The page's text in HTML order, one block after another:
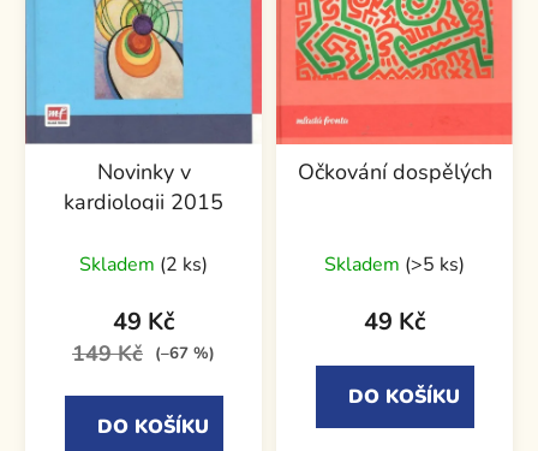
Novinky v
kardiologii 2015
Skladem (2 ks)
49 Kč
149 Kč (–67 %)
DO KOŠÍKU
Očkování dospělých
Skladem (>5 ks)
49 Kč
DO KOŠÍKU